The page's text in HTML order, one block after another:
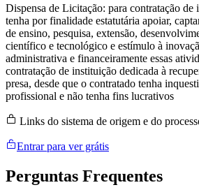
Dispensa de Licitação: para contratação de
tenha por finalidade estatutária apoiar,
de ensino, pesquisa, extensão,
científico e tecnológico e estímulo à
administrativa e financeiramente essas
contratação de instituição dedicada à
presa, desde que o contratado tenha
profissional e não tenha fins lucrativos
Links do sistema de origem e do
Entrar para ver grátis
Perguntas Frequentes